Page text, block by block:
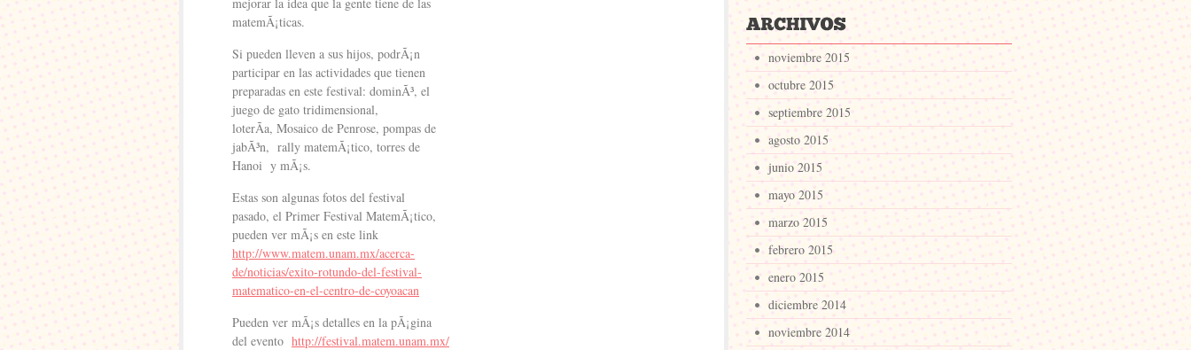
matemÃ¡ticas.
Si pueden lleven a sus hijos, podrÃ¡n
participar en las actividades que tienen
preparadas en este festival: dominÃ³, el
juego de gato tridimensional,
loterÃ­a, Mosaico de Penrose, pompas de
jabÃ³n, rally matemÃ¡tico, torres de
Hanoi y mÃ¡s.
Estas son algunas fotos del festival
pasado, el Primer Festival MatemÃ¡tico,
pueden ver mÃ¡s en este link
http://www.matem.unam.mx/acerca-
de/noticias/exito-rotundo-del-festival-
matematico-en-el-centro-de-coyoacan
Pueden ver mÃ¡s detalles en la pÃ¡gina
del evento http://festival.matem.unam.mx/
noviembre 2015
octubre 2015
septiembre 2015
agosto 2015
junio 2015
mayo 2015
marzo 2015
febrero 2015
enero 2015
diciembre 2014
noviembre 2014